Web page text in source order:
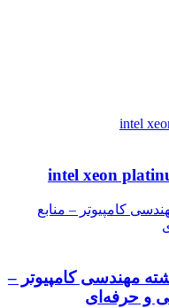
کامپیوتر – منابع
مهندسی کامپیوتر –
و حرفه‌ای